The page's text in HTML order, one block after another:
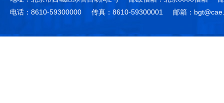
电话：8610-59300000
传真：8610-59300001 邮箱：